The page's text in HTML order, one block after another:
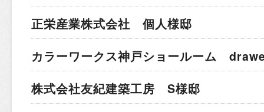
正栄産業株式会社 個人様邸
カラーワークス神戸ショールーム
株式会社友紀建築工房 S様邸